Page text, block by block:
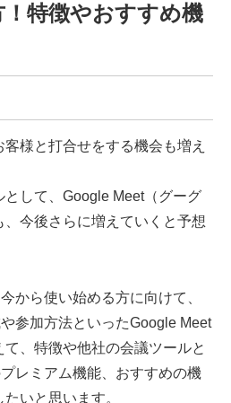
特徴やおすすめ機
様と打合せをする機会も増え
して、Google Meet（グーグ
今後さらに増えていくと予想
から使い始める方に向けて、
参加方法といったGoogle Meet
、特徴や他社の会議ツールと
レミアム機能、おすすめの機
いと思います。